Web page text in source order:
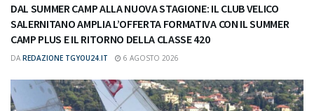
DAL SUMMER CAMP ALLA NUOVA STAGIONE: IL CLUB VELICO
SALERNITANO AMPLIA L’OFFERTA FORMATIVA CON IL SUMMER
CAMP PLUS E IL RITORNO DELLA CLASSE 420
DA REDAZIONE TGYOU24.IT 6 AGOSTO 2026